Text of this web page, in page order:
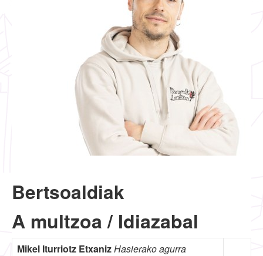
Bertsoaldiak
A multzoa / Idiazabal
Mikel Iturriotz EtxanizHasierako agurra